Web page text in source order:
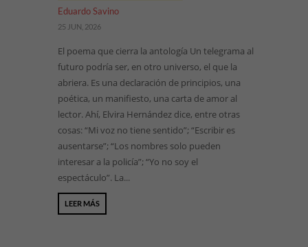
Eduardo Savino
25 JUN, 2026
El poema que cierra la antología Un telegrama al
futuro podría ser, en otro universo, el que la
abriera. Es una declaración de principios, una
poética, un manifiesto, una carta de amor al
lector. Ahí, Elvira Hernández dice, entre otras
cosas: “Mi voz no tiene sentido”; “Escribir es
ausentarse”; “Los nombres solo pueden
interesar a la policía”; “Yo no soy el
espectáculo”. La...
LEER MÁS